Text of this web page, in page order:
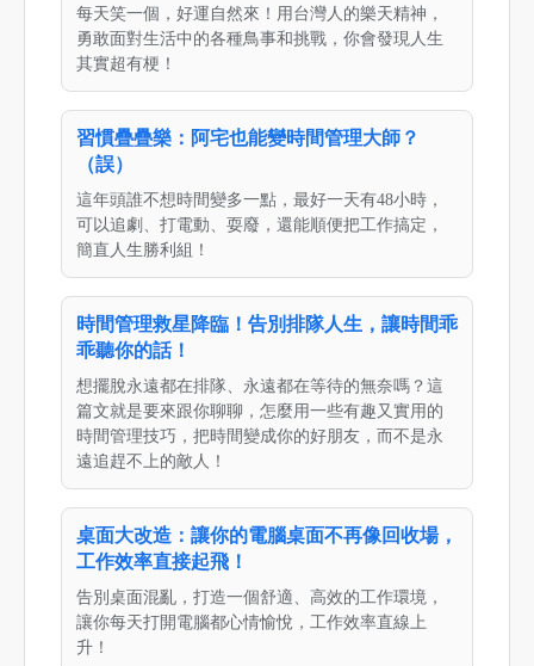
每天笑一個，好運自然來！用台灣人的樂天精神，
勇敢面對生活中的各種鳥事和挑戰，你會發現人生
其實超有梗！
習慣疊疊樂：阿宅也能變時間管理大師？
（誤）
這年頭誰不想時間變多一點，最好一天有48小時，
可以追劇、打電動、耍廢，還能順便把工作搞定，
簡直人生勝利組！
時間管理救星降臨！告別排隊人生，讓時間乖
乖聽你的話！
想擺脫永遠都在排隊、永遠都在等待的無奈嗎？這
篇文就是要來跟你聊聊，怎麼用一些有趣又實用的
時間管理技巧，把時間變成你的好朋友，而不是永
遠追趕不上的敵人！
桌面大改造：讓你的電腦桌面不再像回收場，
工作效率直接起飛！
告別桌面混亂，打造一個舒適、高效的工作環境，
讓你每天打開電腦都心情愉悅，工作效率直線上
升！